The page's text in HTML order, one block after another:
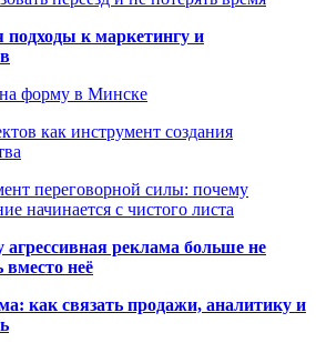
к маркетингу и
форму в Минске
как инструмент создания
переговорной силы: почему
начинается с чистого листа
реклама больше не
вместо неё
как связать продажи, аналитику и